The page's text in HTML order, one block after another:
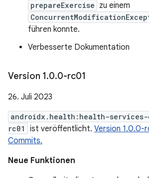
prepareExercise zu einem
führen konnte.
Verbesserte Dokumentation
Version 1.0.0-rc01
26. Juli 2023
androidx.health:health-
rc01
ist veröffentlicht. Version 1.0.0-
Commits.
Neue Funktionen